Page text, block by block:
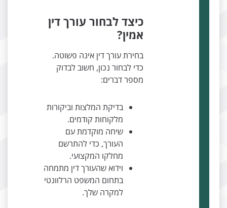
כיצד לבחור עורך דין
אמין?
בחירת עורך דין אינה פשוטה.
כדי לבחור נכון, חשוב לבדוק
מספר דברים:
בדיקת המלצות וביקורות
מלקוחות קודמים.
שיחה מוקדמת עם
העורך, כדי להתרשם
מחלקו המקצועי.
וידוא שהעורך דין מתמחה
בתחום המשפט הרלוונטי
למקרה שלך.